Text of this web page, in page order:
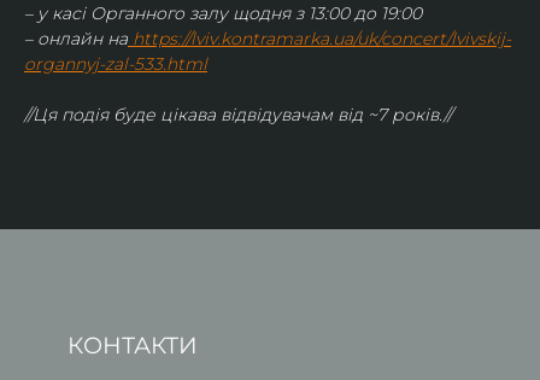
– у касі Органного залу щодня з 13:00 до 19:00
– онлайн на https://lviv.kontramarka.ua/uk/concert/lvivskij-
organnyj-zal-533.html
//Ця подія буде цікава відвідувачам від ~7 років.//
КОНТАКТИ